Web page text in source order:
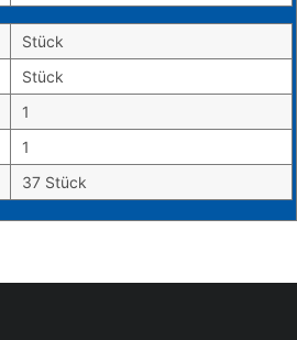
Stück
Stück
1
1
37 Stück